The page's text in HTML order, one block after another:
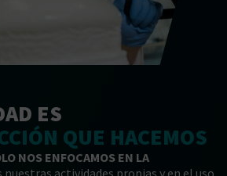
ES
QUE HACEMOS
NOS ENFOCAMOS EN LA
nuestras actividades propias y en el uso